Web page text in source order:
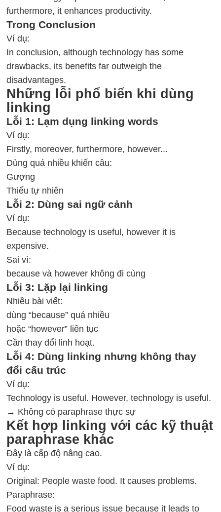
furthermore, it enhances productivity.
Trong Conclusion
Ví dụ:
In conclusion, although technology has some
drawbacks, its benefits far outweigh the
disadvantages.
Những lỗi phổ biến khi dùng
linking
Lỗi 1: Lạm dụng linking words
Ví dụ:
Firstly, moreover, furthermore, however...
Dùng quá nhiều khiến câu:
Gượng
Thiếu tự nhiên
Lỗi 2: Dùng sai ngữ cảnh
Ví dụ:
Because technology is useful, however it is
expensive.
Sai vì:
because và however không đi cùng
Lỗi 3: Lặp lại linking
Nhiều bài viết:
dùng “because” quá nhiều
hoặc “however” liên tục
Cần thay đổi linh hoạt.
Lỗi 4: Dùng linking nhưng không thay
đổi cấu trúc
Ví dụ:
Technology is useful. However, technology is useful.
→ Không có paraphrase thực sự
Kết hợp linking với các kỹ thuật
paraphrase khác
Đây là cấp độ nâng cao.
Ví dụ:
Original: People waste food. It causes problems.
Paraphrase:
Food waste is a serious issue because it leads to